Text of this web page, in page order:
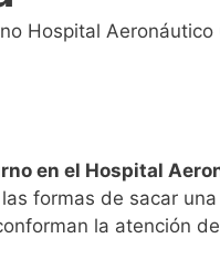
Hospital
en el Hospital
formas de sacar
la atención